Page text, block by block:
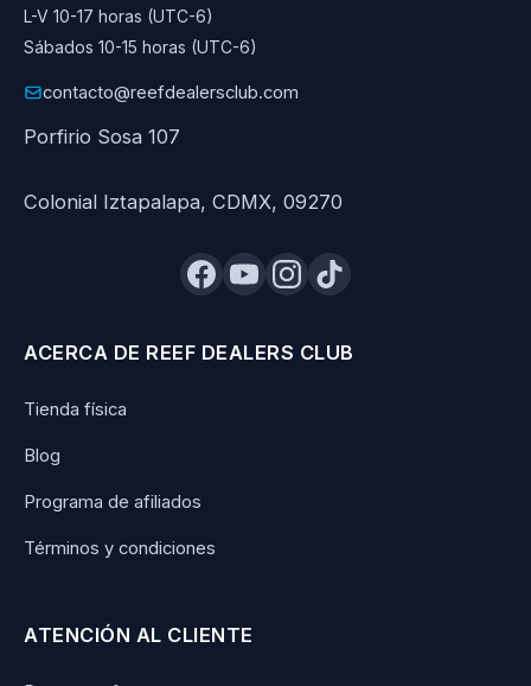
L-V 10-17 horas (UTC-6)
Sábados 10-15 horas (UTC-6)
contacto@reefdealersclub.com
Porfirio Sosa 107
Colonial Iztapalapa, CDMX, 09270
ACERCA DE REEF DEALERS CLUB
Tienda física
Blog
Programa de afiliados
Términos y condiciones
ATENCIÓN AL CLIENTE